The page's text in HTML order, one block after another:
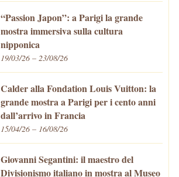
“Passion Japon”: a Parigi la grande
mostra immersiva sulla cultura
nipponica
19/03/26 – 23/08/26
Calder alla Fondation Louis Vuitton: la
grande mostra a Parigi per i cento anni
dall’arrivo in Francia
15/04/26 – 16/08/26
Giovanni Segantini: il maestro del
Divisionismo italiano in mostra al Museo